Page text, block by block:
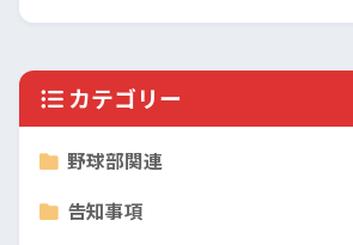
カテゴリー
野球部関連
告知事項